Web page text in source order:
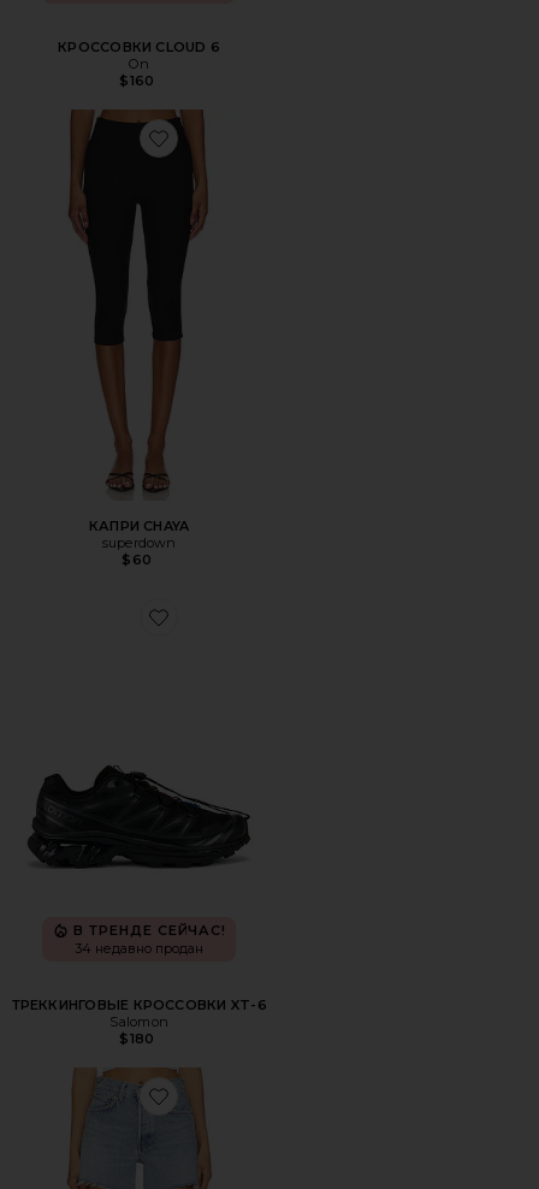
КРОССОВКИ CLOUD 6
On
$160
Favorite КАПРИ CHAYA
КАПРИ CHAYA
superdown
$60
Favorite ТРЕККИНГОВЫЕ КРОССОВКИ XT-6
В ТРЕНДЕ СЕЙЧАС!
34 недавно продан
ТРЕККИНГОВЫЕ КРОССОВКИ XT-6
Salomon
$180
Favorite ШОРТЫ PARKER